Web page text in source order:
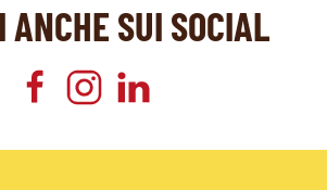
ANCHE SUI SOCIAL